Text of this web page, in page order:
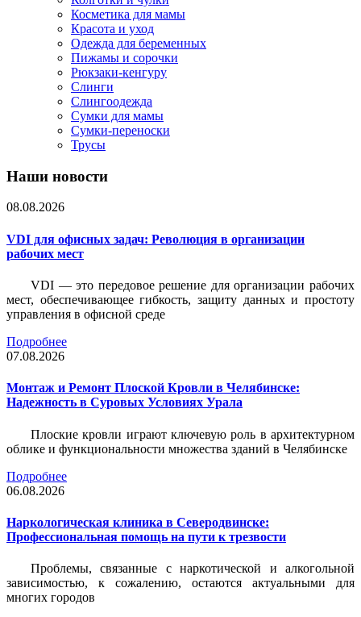
Косметика для мамы
Красота и уход
Одежда для беременных
Пижамы и сорочки
Рюкзаки-кенгуру
Слинги
Слингоодежда
Сумки для мамы
Сумки-переноски
Трусы
Наши новости
08.08.2026
VDI для офисных задач: Революция в организации
рабочих мест
VDI — это передовое решение для организации рабочих
мест, обеспечивающее гибкость, защиту данных и простоту
управления в офисной среде
Подробнее
07.08.2026
Монтаж и Ремонт Плоской Кровли в Челябинске:
Надежность в Суровых Условиях Урала
Плоские кровли играют ключевую роль в архитектурном
облике и функциональности множества зданий в Челябинске
Подробнее
06.08.2026
Наркологическая клиника в Северодвинске:
Профессиональная помощь на пути к трезвости
Проблемы, связанные с наркотической и алкогольной
зависимостью, к сожалению, остаются актуальными для
многих городов